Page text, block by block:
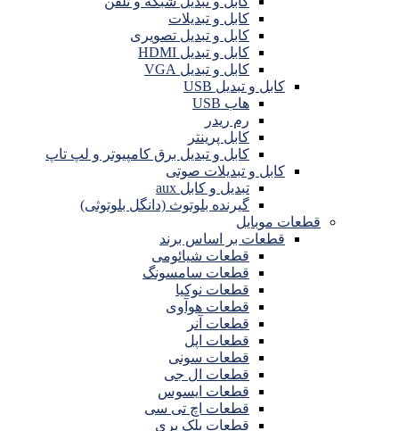
کابل و تبدیلات
کابل و تبدیل تصویری
کابل و تبدیل HDMI
کابل و تبدیل VGA
کابل و تبدیل USB
هاب USB
رم ریدر
کابل پرینتر
کابل و تبدیل برق کامپیوتر و لپ تاپ
کابل و تبدیلات صوتی
تبدیل و کابل aux
گیرنده بلوتوث (دانگل بلوتوثی)
قطعات موبایل
قطعات بر اساس برند
قطعات شیائومی
قطعات سامسونگ
قطعات نوکیا
قطعات هوآوی
قطعات آنر
قطعات اپل
قطعات سونی
قطعات ال جی
قطعات ایسوس
قطعات اچ تی سی
قطعات بلک بری